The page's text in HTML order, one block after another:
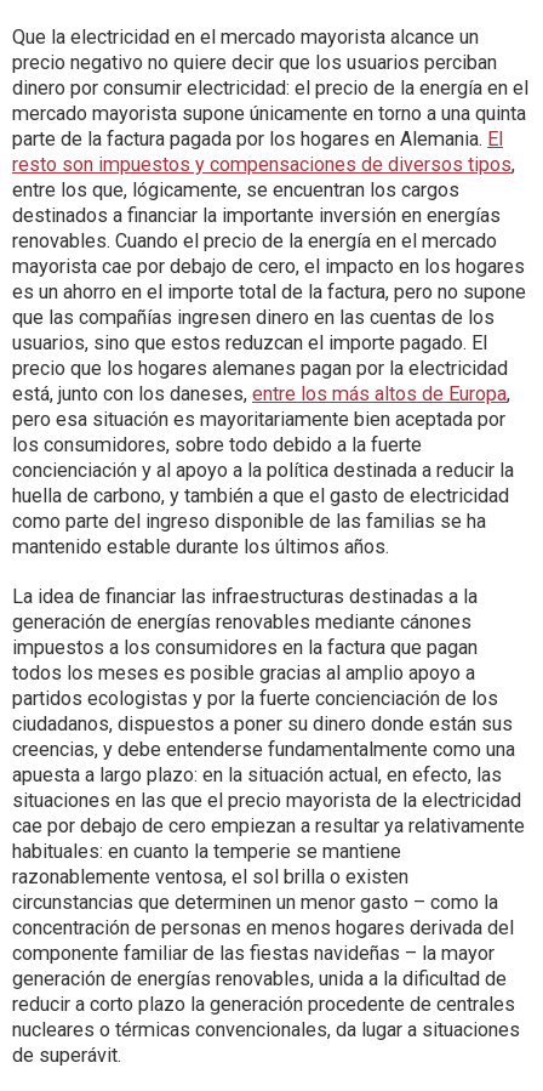
Que la electricidad en el mercado mayorista alcance un
precio negativo no quiere decir que los usuarios perciban
dinero por consumir electricidad: el precio de la energía en el
mercado mayorista supone únicamente en torno a una quinta
parte de la factura pagada por los hogares en Alemania. El
resto son impuestos y compensaciones de diversos tipos,
entre los que, lógicamente, se encuentran los cargos
destinados a financiar la importante inversión en energías
renovables. Cuando el precio de la energía en el mercado
mayorista cae por debajo de cero, el impacto en los hogares
es un ahorro en el importe total de la factura, pero no supone
que las compañías ingresen dinero en las cuentas de los
usuarios, sino que estos reduzcan el importe pagado. El
precio que los hogares alemanes pagan por la electricidad
está, junto con los daneses, entre los más altos de Europa,
pero esa situación es mayoritariamente bien aceptada por
los consumidores, sobre todo debido a la fuerte
concienciación y al apoyo a la política destinada a reducir la
huella de carbono, y también a que el gasto de electricidad
como parte del ingreso disponible de las familias se ha
mantenido estable durante los últimos años.
La idea de financiar las infraestructuras destinadas a la
generación de energías renovables mediante cánones
impuestos a los consumidores en la factura que pagan
todos los meses es posible gracias al amplio apoyo a
partidos ecologistas y por la fuerte concienciación de los
ciudadanos, dispuestos a poner su dinero donde están sus
creencias, y debe entenderse fundamentalmente como una
apuesta a largo plazo: en la situación actual, en efecto, las
situaciones en las que el precio mayorista de la electricidad
cae por debajo de cero empiezan a resultar ya relativamente
habituales: en cuanto la temperie se mantiene
razonablemente ventosa, el sol brilla o existen
circunstancias que determinen un menor gasto – como la
concentración de personas en menos hogares derivada del
componente familiar de las fiestas navideñas – la mayor
generación de energías renovables, unida a la dificultad de
reducir a corto plazo la generación procedente de centrales
nucleares o térmicas convencionales, da lugar a situaciones
de superávit.